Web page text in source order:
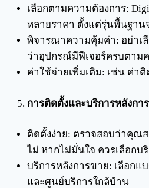
เลือกตามความต้องการ:
หลายราคา ตั้งแต่รุ่นพื้นฐาน
พิจารณาความคุ้มค่า: อย่าเ
ว่าอุปกรณ์มีฟีเจอร์ครบตาม
ค่าใช้จ่ายเพิ่มเติม: เช่น ค่า
การติดตั้งและบริการหลังกา
ติดตั้งง่าย: ตรวจสอบว่าคุณ
ไม่ หากไม่มั่นใจ ควรเลือกบ
บริการหลังการขาย: เลือกแ
และศูนย์บริการใกล้บ้าน